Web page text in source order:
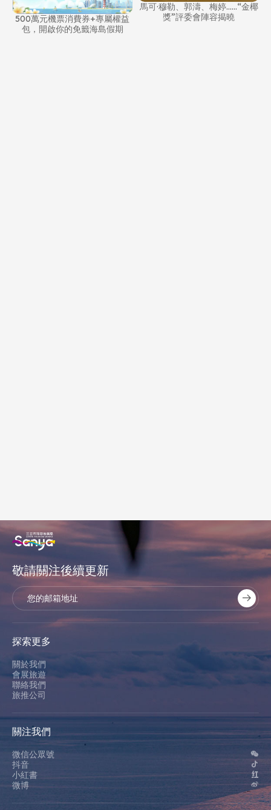
500萬元機票消費券+專屬權益
包，開啟你的免籤海島假期
馬可·穆勒、郭濤、梅婷……“金椰
獎”評委會陣容揭曉
敬請關注後續更新
探索更多
關於我們
會展旅遊
聯絡我們
旅推公司
關注我們
微信公眾號
抖音
小紅書
微博